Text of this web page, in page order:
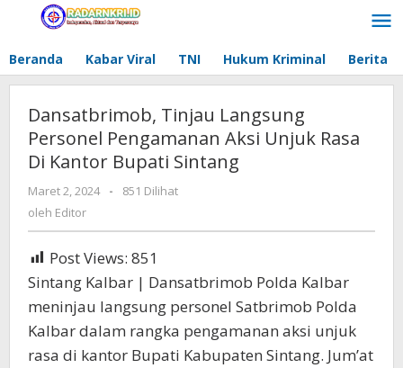
Lewati
Beranda Kabar Viral TNI Hukum Kriminal Berita
Dansatbrimob, Tinjau Langsung
Personel Pengamanan Aksi Unjuk Rasa
Di Kantor Bupati Sintang
Maret 2, 2024
oleh
-
851 Dilihat
oleh Editor
Post Views: 851
Sintang Kalbar | Dansatbrimob Polda Kalbar
meninjau langsung personel Satbrimob Polda
Kalbar dalam rangka pengamanan aksi unjuk
rasa di kantor Bupati Kabupaten Sintang. Jum’at